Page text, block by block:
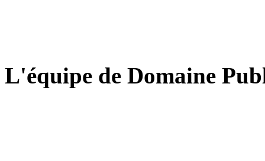
L'équipe de Domaine